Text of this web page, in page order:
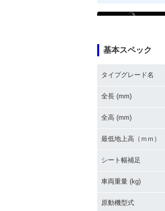
2015年 Monster 1200
基本スペック
タイプグレード名
全長 (mm)
全高 (mm)
最低地上高（ｍｍ）
シート幅補足
車両重量 (kg)
原動機型式